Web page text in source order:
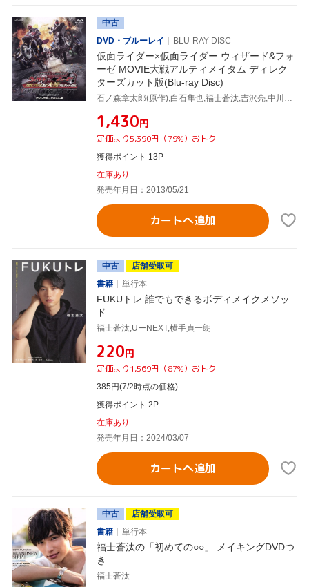
中古
DVD・ブルーレイ
BLU-RAY DISC
仮面ライダー×仮面ライダー ウィザード&フォ
ーゼ MOVIE大戦アルティメイタム ディレク
ターズカット版(Blu-ray Disc)
¥1,430円
定価より5,390円（79%）おトク
獲得ポイント 13P
在庫あり
発売年月日：2013/05/21
カートへ追加
中古
店舗受取可
書籍
単行本
FUKUトレ 誰でもできるボディメイクメソッ
ド
福士蒼汰,UーNEXT,横手貞一朗
¥220円
定価より1,569円（87%）おトク
385円(7/2時点の価格)
獲得ポイント 2P
在庫あり
発売年月日：2024/03/07
カートへ追加
中古
店舗受取可
書籍
単行本
福士蒼汰の「初めての○○」 メイキングDVDつ
き
福士蒼汰